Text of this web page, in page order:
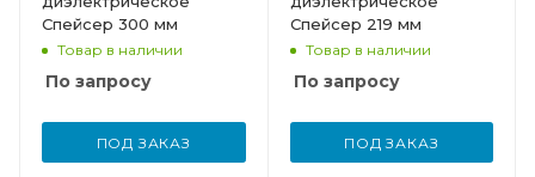
Спейсер 300 мм
Товар в наличии
По запросу
ПОД ЗАКАЗ
Спейсер 219 мм
Товар в наличии
По запросу
ПОД ЗАКАЗ